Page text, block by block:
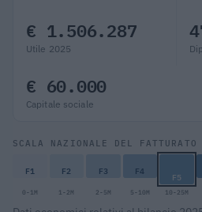
€ 1.506.287
Utile 2025
€ 60.000
Capitale sociale
SCALA NAZIONALE DEL FATTURATO
F1 F2 F3 F4 F5
0-1M 1-2M 2-5M 5-10M 10-25M